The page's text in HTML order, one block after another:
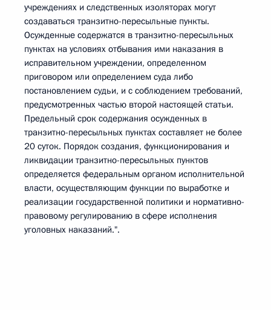
учреждениях и следственных изоляторах могут
создаваться транзитно-пересыльные пункты.
Осужденные содержатся в транзитно-пересыльных
пунктах на условиях отбывания ими наказания в
исправительном учреждении, определенном
приговором или определением суда либо
постановлением судьи, и с соблюдением требований,
предусмотренных частью второй настоящей статьи.
Предельный срок содержания осужденных в
транзитно-пересыльных пунктах составляет не более
20 суток. Порядок создания, функционирования и
ликвидации транзитно-пересыльных пунктов
определяется федеральным органом исполнительной
власти, осуществляющим функции по выработке и
реализации государственной политики и нормативно-
правовому регулированию в сфере исполнения
уголовных наказаний.".